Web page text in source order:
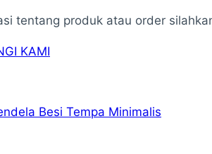
tentang produk atau order
KAMI